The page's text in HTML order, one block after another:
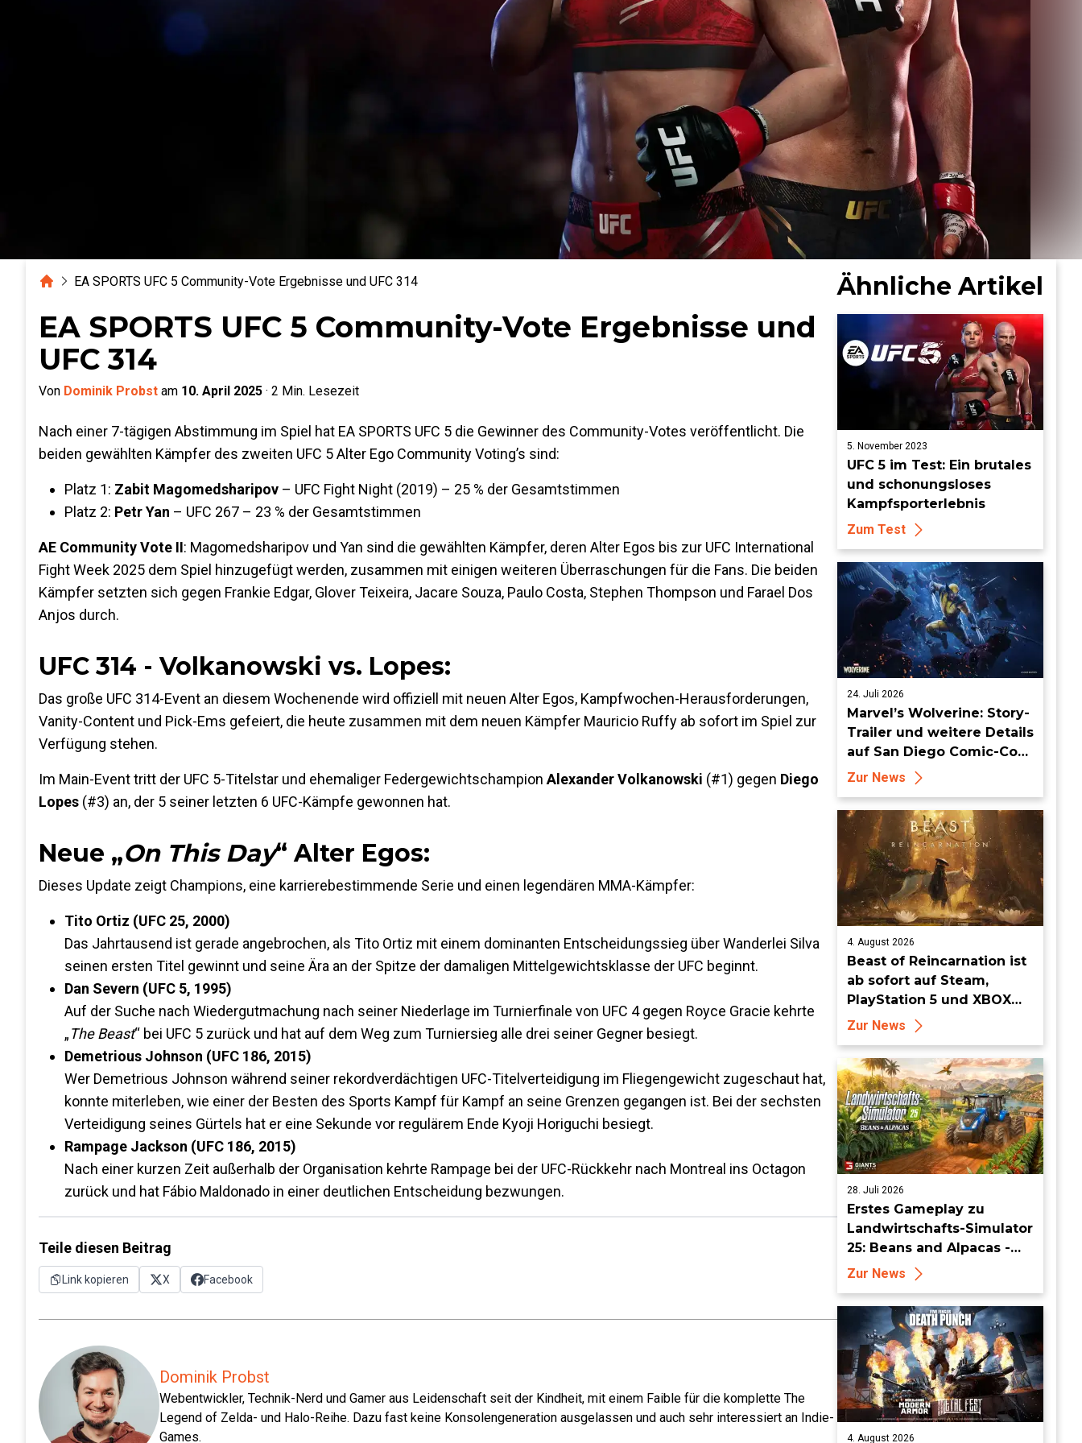
HomeEA SPORTS UFC 5 Community-Vote Ergebnisse und UFC 314
EA SPORTS UFC 5 Community-Vote Ergebnisse und
UFC 314
Von Dominik Probst am 10. April 2025 · 2 Min. Lesezeit
Nach einer 7-tägigen Abstimmung im Spiel hat EA SPORTS UFC 5 die Gewinner des Community-Votes veröffentlicht. Die
beiden gewählten Kämpfer des zweiten UFC 5 Alter Ego Community Voting’s sind:
Platz 1: Zabit Magomedsharipov – UFC Fight Night (2019) – 25 % der Gesamtstimmen
Platz 2: Petr Yan – UFC 267 – 23 % der Gesamtstimmen
AE Community Vote II: Magomedsharipov und Yan sind die gewählten Kämpfer, deren Alter Egos bis zur UFC International
Fight Week 2025 dem Spiel hinzugefügt werden, zusammen mit einigen weiteren Überraschungen für die Fans. Die beiden
Kämpfer setzten sich gegen Frankie Edgar, Glover Teixeira, Jacare Souza, Paulo Costa, Stephen Thompson und Farael Dos
Anjos durch.
UFC 314 - Volkanowski vs. Lopes:
Das große UFC 314-Event an diesem Wochenende wird offiziell mit neuen Alter Egos, Kampfwochen-Herausforderungen,
Vanity-Content und Pick-Ems gefeiert, die heute zusammen mit dem neuen Kämpfer Mauricio Ruffy ab sofort im Spiel zur
Verfügung stehen.
Im Main-Event tritt der UFC 5-Titelstar und ehemaliger Federgewichtschampion Alexander Volkanowski (#1) gegen Diego
Lopes (#3) an, der 5 seiner letzten 6 UFC-Kämpfe gewonnen hat.
Neue „On This Day“ Alter Egos:
Dieses Update zeigt Champions, eine karrierebestimmende Serie und einen legendären MMA-Kämpfer:
Tito Ortiz (UFC 25, 2000)
Das Jahrtausend ist gerade angebrochen, als Tito Ortiz mit einem dominanten Entscheidungssieg über Wanderlei Silva
seinen ersten Titel gewinnt und seine Ära an der Spitze der damaligen Mittelgewichtsklasse der UFC beginnt.
Dan Severn (UFC 5, 1995)
Auf der Suche nach Wiedergutmachung nach seiner Niederlage im Turnierfinale von UFC 4 gegen Royce Gracie kehrte
„The Beast“ bei UFC 5 zurück und hat auf dem Weg zum Turniersieg alle drei seiner Gegner besiegt.
Demetrious Johnson (UFC 186, 2015)
Wer Demetrious Johnson während seiner rekordverdächtigen UFC-Titelverteidigung im Fliegengewicht zugeschaut hat,
konnte miterleben, wie einer der Besten des Sports Kampf für Kampf an seine Grenzen gegangen ist. Bei der sechsten
Verteidigung seines Gürtels hat er eine Sekunde vor regulärem Ende Kyoji Horiguchi besiegt.
Rampage Jackson (UFC 186, 2015)
Nach einer kurzen Zeit außerhalb der Organisation kehrte Rampage bei der UFC-Rückkehr nach Montreal ins Octagon
zurück und hat Fábio Maldonado in einer deutlichen Entscheidung bezwungen.
Teile diesen Beitrag
Link kopieren X Facebook
Dominik Probst
Webentwickler, Technik-Nerd und Gamer aus Leidenschaft seit der Kindheit, mit einem Faible für die komplette The
Legend of Zelda- und Halo-Reihe. Dazu fast keine Konsolengeneration ausgelassen und auch sehr interessiert an Indie-
Games.
Ähnliche Artikel
5. November 2023
UFC 5 im Test: Ein brutales
und schonungsloses
Kampfsporterlebnis
Zum Test
24. Juli 2026
Marvel’s Wolverine: Story-
Trailer und weitere Details
auf San Diego Comic-Con
enthüllt
Zur News
4. August 2026
Beast of Reincarnation ist
ab sofort auf Steam,
PlayStation 5 und XBOX
Series X|S erhältlich
Zur News
28. Juli 2026
Erstes Gameplay zu
Landwirtschafts-Simulator
25: Beans and Alpacas -
Mehr auf FarmCon
Zur News
4. August 2026